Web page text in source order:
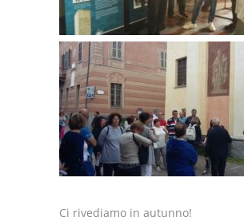
Ci rivediamo in autunno!